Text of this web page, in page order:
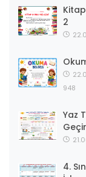
2
948
Yaz
4.